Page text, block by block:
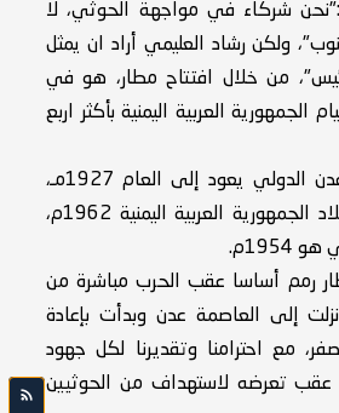
:"نحن شركاء في مواجهة الحوثي، لا
ولكن رشاد العليمي أراد ان يمثل
من خلال افتتاح مطار، هو في
العربية اليمنية بأكثر اربع
تاريخ تأسيس مطار عدن الدولي يعود إلى العام 1927مـ،
في حين ان تاريخ ميلاد الجمهورية العربية اليمنية 1962م،
1954م.
رمم أساسا عقب الحرب مباشرة من
إلى العاصمة عدن وبدأت بإعادة
مع احترامنا وتقديرنا لكل جهود
عقب تعرضه لاستهداف من الحوثيين